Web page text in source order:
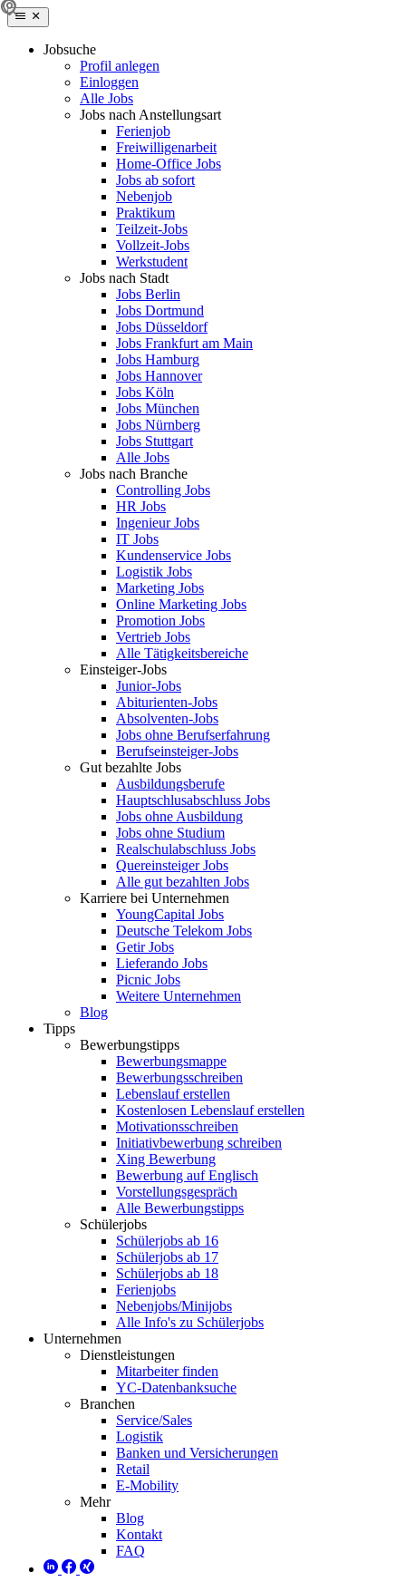
Jobsuche
Profil anlegen
Einloggen
Alle Jobs
Jobs nach Anstellungsart
Ferienjob
Freiwilligenarbeit
Home-Office Jobs
Jobs ab sofort
Nebenjob
Praktikum
Teilzeit-Jobs
Vollzeit-Jobs
Werkstudent
Jobs nach Stadt
Jobs Berlin
Jobs Dortmund
Jobs Düsseldorf
Jobs Frankfurt am Main
Jobs Hamburg
Jobs Hannover
Jobs Köln
Jobs München
Jobs Nürnberg
Jobs Stuttgart
Alle Jobs
Jobs nach Branche
Controlling Jobs
HR Jobs
Ingenieur Jobs
IT Jobs
Kundenservice Jobs
Logistik Jobs
Marketing Jobs
Online Marketing Jobs
Promotion Jobs
Vertrieb Jobs
Alle Tätigkeitsbereiche
Einsteiger-Jobs
Junior-Jobs
Abiturienten-Jobs
Absolventen-Jobs
Jobs ohne Berufserfahrung
Berufseinsteiger-Jobs
Gut bezahlte Jobs
Ausbildungsberufe
Hauptschlusabschluss Jobs
Jobs ohne Ausbildung
Jobs ohne Studium
Realschulabschluss Jobs
Quereinsteiger Jobs
Alle gut bezahlten Jobs
Karriere bei Unternehmen
YoungCapital Jobs
Deutsche Telekom Jobs
Getir Jobs
Lieferando Jobs
Picnic Jobs
Weitere Unternehmen
Blog
Tipps
Bewerbungstipps
Bewerbungsmappe
Bewerbungsschreiben
Lebenslauf erstellen
Kostenlosen Lebenslauf erstellen
Motivationsschreiben
Initiativbewerbung schreiben
Xing Bewerbung
Bewerbung auf Englisch
Vorstellungsgespräch
Alle Bewerbungstipps
Schülerjobs
Schülerjobs ab 16
Schülerjobs ab 17
Schülerjobs ab 18
Ferienjobs
Nebenjobs/Minijobs
Alle Info's zu Schülerjobs
Unternehmen
Dienstleistungen
Mitarbeiter finden
YC-Datenbanksuche
Branchen
Service/Sales
Logistik
Banken und Versicherungen
Retail
E-Mobility
Mehr
Blog
Kontakt
FAQ